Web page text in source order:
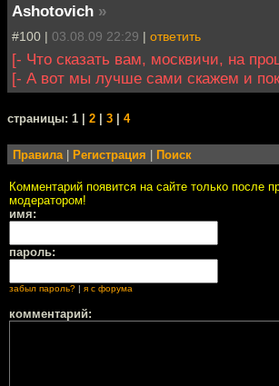
Ashotovich »
#100 | 03.08.09 22:29 | ответить
[- Что сказать вам, москвичи, на
[- А вот мы лучше сами скажем и
cтраницы: 1 | 2 3 4
Правила| Регистрация Поиск
Комментарий появится на сайте только после
модератором!
имя:
пароль:
забыл пароль? | я с форума
комментарий: